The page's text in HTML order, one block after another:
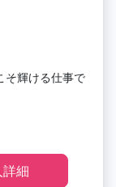
そ輝ける仕事で
細